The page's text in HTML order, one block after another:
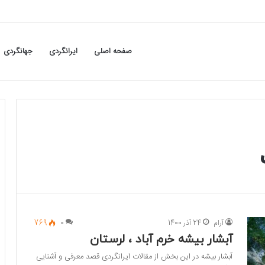
صفحه اصلی ایرانگردی جهانگردی
آرام 24 آذر 1400 0
769
آبشار بیشه خرم آباد ، لرستان
آبشار بیشه در این بخش از مقالات ایرانگردی قصد معرفی و آشنایی